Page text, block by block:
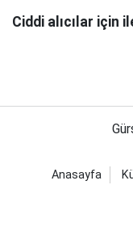
Ciddi alıcılar için
Anasayfa